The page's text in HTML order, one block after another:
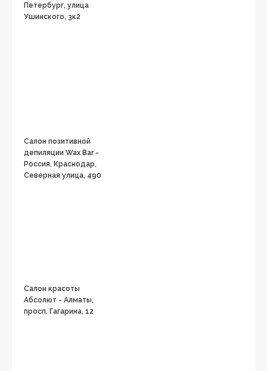
Петербург, улица
Ушинского, 3к2
Салон позитивной
депиляции Wax Bar -
Россия, Краснодар,
Северная улица, 490
Салон красоты
Абсолют - Алматы,
просп. Гагарина, 12